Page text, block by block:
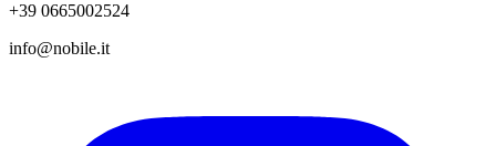
+39 0665002524
info@nobile.it